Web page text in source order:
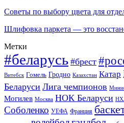
Советы по выбору цвета для
Шлифовка паркета — это
Метки
#беларусь #брест
Витебск Гомель Гродно Казахстан Катар
Беларуси Лига чемпионов
Могилев Москва НОК Беларуси
Соболенко УЕФА Франция